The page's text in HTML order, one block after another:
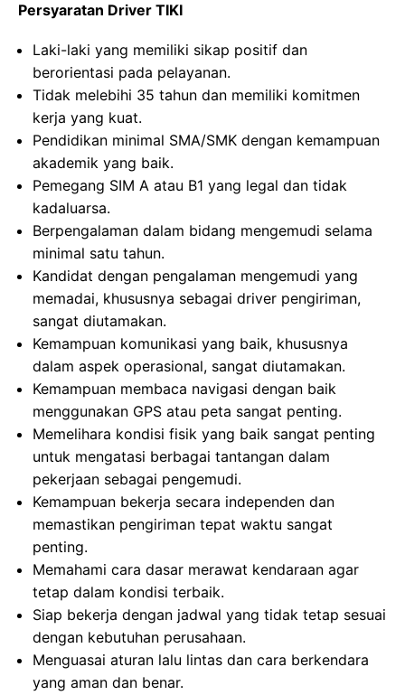
Persyaratan Driver TIKI
Laki-laki yang memiliki sikap positif dan
berorientasi pada pelayanan.
Tidak melebihi 35 tahun dan memiliki komitmen
kerja yang kuat.
Pendidikan minimal SMA/SMK dengan kemampuan
akademik yang baik.
Pemegang SIM A atau B1 yang legal dan tidak
kadaluarsa.
Berpengalaman dalam bidang mengemudi selama
minimal satu tahun.
Kandidat dengan pengalaman mengemudi yang
memadai, khususnya sebagai driver pengiriman,
sangat diutamakan.
Kemampuan komunikasi yang baik, khususnya
dalam aspek operasional, sangat diutamakan.
Kemampuan membaca navigasi dengan baik
menggunakan GPS atau peta sangat penting.
Memelihara kondisi fisik yang baik sangat penting
untuk mengatasi berbagai tantangan dalam
pekerjaan sebagai pengemudi.
Kemampuan bekerja secara independen dan
memastikan pengiriman tepat waktu sangat
penting.
Memahami cara dasar merawat kendaraan agar
tetap dalam kondisi terbaik.
Siap bekerja dengan jadwal yang tidak tetap sesuai
dengan kebutuhan perusahaan.
Menguasai aturan lalu lintas dan cara berkendara
yang aman dan benar.